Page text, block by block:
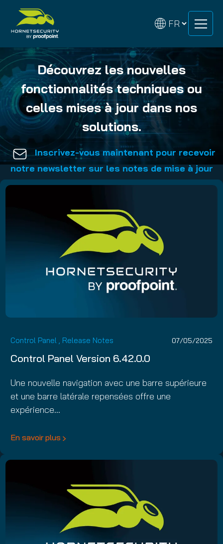
content
content
Release Notes
Découvrez les nouvelles
fonctionnalités techniques ou
celles mises à jour dans nos
solutions.
Inscrivez-vous maintenant pour recevoir
notre newsletter sur les notes de mise à jour
Control Panel , Release Notes 07/05/2025
Control Panel Version 6.42.0.0
Une nouvelle navigation avec une barre supérieure
et une barre latérale repensées offre une
expérience…
En savoir plus